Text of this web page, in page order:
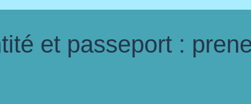
et passeport :